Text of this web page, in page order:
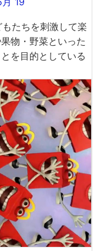
たちを刺激して楽
物・野菜といった
を目的としている